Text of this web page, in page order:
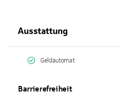
Ausstattung
Geldautomat
Barrierefreiheit